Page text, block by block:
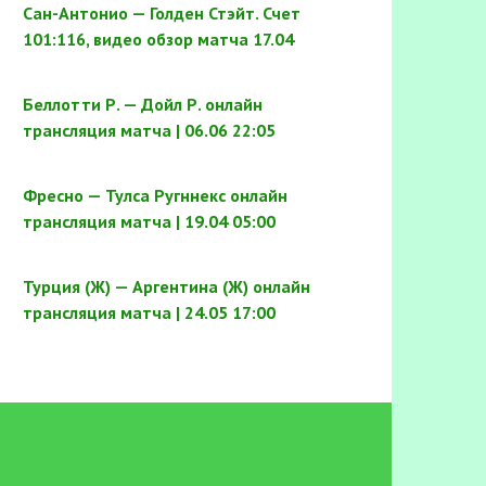
Сан-Антонио — Голден Стэйт. Счет
101:116, видео обзор матча 17.04
Беллотти Р. — Дойл Р. онлайн
трансляция матча | 06.06 22:05
Фресно — Тулса Ругннекс онлайн
трансляция матча | 19.04 05:00
Турция (Ж) — Аргентина (Ж) онлайн
трансляция матча | 24.05 17:00